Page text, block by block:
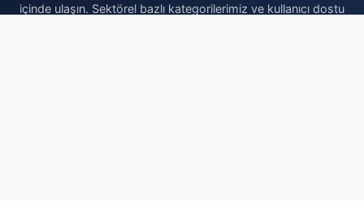
içinde ulaşın. Sektörel bazlı kategorilerimiz ve kullanıcı dostu